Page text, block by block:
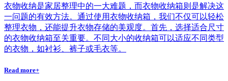
衣物收纳是家居整理中的一大难题，而衣物收纳箱则是解决这
一问题的有效方法。通过使用衣物收纳箱，我们不仅可以轻松
整理衣物，还能提升衣物存储的美观度。首先，选择适合尺寸
的衣物收纳箱至关重要。不同大小的收纳箱可以适应不同类型
的衣物，如衬衫、裤子或毛衣等。
Read more+